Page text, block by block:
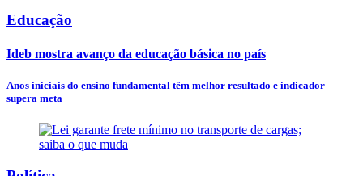
Educação
Ideb mostra avanço da educação básica no país
Anos iniciais do ensino fundamental têm melhor resultado e indicador
supera meta